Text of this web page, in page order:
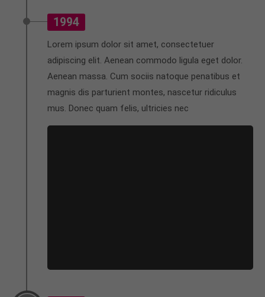
San Francisco, CA 94102
Have any questions?
+44 1234 567 890
Drop us a line
info@yourdomain.com
1994
Lorem ipsum dolor sit amet, consectetuer
adipiscing elit. Aenean commodo ligula eget dolor.
Aenean massa. Cum sociis natoque penatibus et
magnis dis parturient montes, nascetur ridiculus
mus. Donec quam felis, ultricies nec